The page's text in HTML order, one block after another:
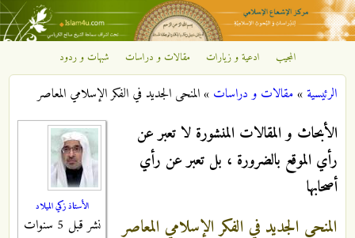
تجاوز إلى المحتوى الرئيسي
مركز
الإشعاع
الإسلامي
المجيب ادعية و زيارات مقالات و دراسات شبهات و ردود
أنت هنا
الرئيسية»مقالات و دراسات »المنحى الجديد في الفكر الإسلامي المعاصر
الأستاذ زكي الميلاد
نشر قبل 5 سنوات
الأبحاث و المقالات المنشورة لا تعبر عن
رأي الموقع بالضرورة ، بل تعبر عن رأي
أصحابها
المنحى الجديد في الفكر الإسلامي المعاصر